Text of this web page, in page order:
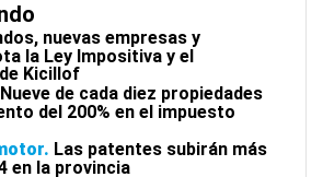
nuevas empresas y
la Ley Impositiva y el
Kicillof
Nueve de cada diez propiedades
del 200% en el impuesto
Las patentes subirán más
en la provincia